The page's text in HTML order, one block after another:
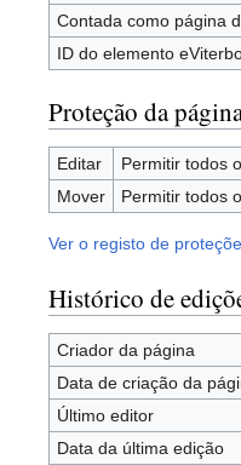
Contada como página
ID do elemento
Proteção da
Editar
Permitir todos
Mover
Permitir todos
Ver o registo de
Histórico de
Criador da página
Data de criação da
Último editor
Data da última edição